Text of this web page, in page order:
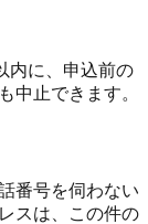
内に、申込前の
中止できます。
番号を伺わない
スは、この件の